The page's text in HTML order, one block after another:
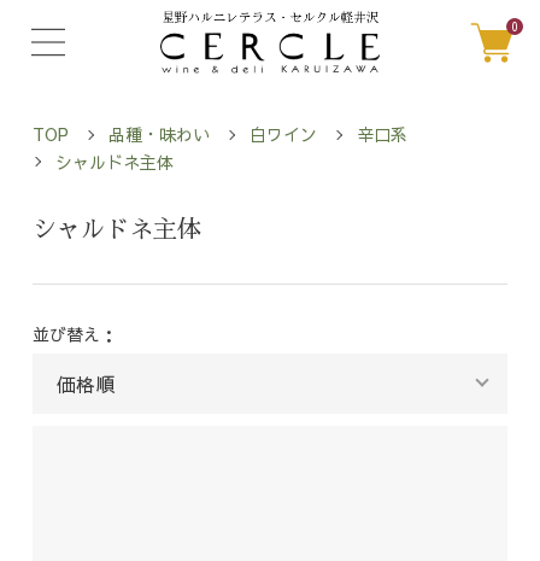
0
TOP 品種・味わい 白ワイン
辛口系
シャルドネ主体
シャルドネ主体
並び替え：